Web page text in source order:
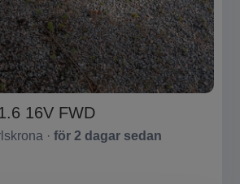
16V FWD
· för 2 dagar sedan